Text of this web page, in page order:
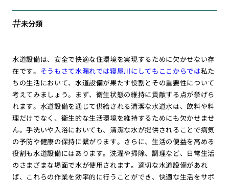
未分類
水道設備は、安全で快適な住環境を実現するために欠かせない存
在です。 そうもさて水漏れでは寝屋川にしてもここからでは私た
ちの生活において、水道設備が果たす役割とその重要性について
考えてみましょう。まず、衛生状態の維持に貢献する点が挙げら
れます。水道設備を通じて供給される清潔な水道水は、飲料や料
理だけでなく、衛生的な生活環境を維持するためにも欠かせませ
ん。手洗いや入浴においても、清潔な水が提供されることで病気
の予防や健康の保持に繋がります。さらに、生活の便益を高める
役割も水道設備にはあります。洗濯や掃除、調理など、日常生活
のさまざまな場面で水が使用されます。適切な水道設備があれ
ば、これらの作業を効率的に行うことができ、快適な生活をサポ